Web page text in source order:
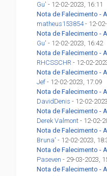
Gu' - 12-02-2023, 16:11
Nota de Falecimento -
matheus153854- 12-
Nota de Falecimento -
Gu' - 12-02-2023, 16:42
Nota de Falecimento -
RHCSSCHR - 12-02-
Nota de Falecimento -
Jef - 12-02-2023, 17:09
Nota de Falecimento -
DavidDenis - 12-02-
Nota de Falecimento -
Derek Valmont - 12-02-
Nota de Falecimento -
Bruna' - 12-02-2023,
Nota de Falecimento -
Paseven - 29-03-2023,
Nota de Falecimento -